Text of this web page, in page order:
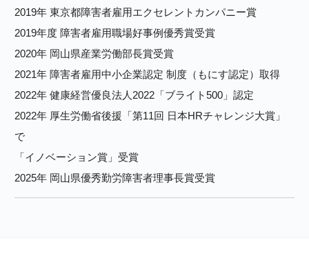
2019年 東京都障害者雇用エクセレントカンパニー賞
2019年度 障害者雇用職場好事例優秀賞受賞
2020年 岡山県産業労働部長賞受賞
2021年 障害者雇用中小企業認定 制度（もにす認定）取得
2022年 健康経営優良法人2022「ブライト500」認定
2022年 厚生労働省後援「第11回 日本HRチャレンジ大賞」
で
「イノベーション賞」受賞
2025年 岡山県優秀勤労障害者理事長賞受賞